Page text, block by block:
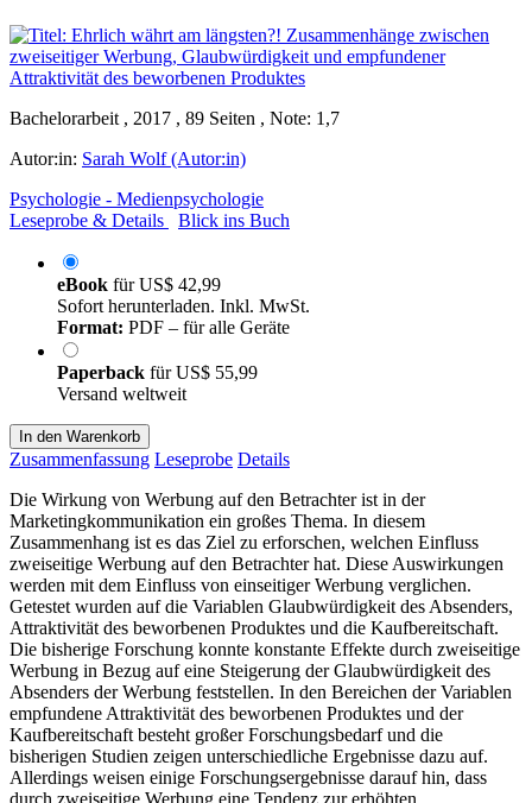
Bachelorarbeit , 2017 , 89 Seiten , Note: 1,7
Autor:in: Sarah Wolf (Autor:in)
Psychologie - Medienpsychologie
Leseprobe & Details
Blick ins Buch
eBook fürUS$ 42,99
Sofort herunterladen. Inkl. MwSt.
Format: PDF – für alle Geräte
Paperback fürUS$ 55,99
Versand weltweit
In den Warenkorb
Zusammenfassung Leseprobe Details
Die Wirkung von Werbung auf den Betrachter ist in der
Marketingkommunikation ein großes Thema. In diesem
Zusammenhang ist es das Ziel zu erforschen, welchen Einfluss
zweiseitige Werbung auf den Betrachter hat. Diese Auswirkungen
werden mit dem Einfluss von einseitiger Werbung verglichen.
Getestet wurden auf die Variablen Glaubwürdigkeit des Absenders,
Attraktivität des beworbenen Produktes und die Kaufbereitschaft.
Die bisherige Forschung konnte konstante Effekte durch zweiseitige
Werbung in Bezug auf eine Steigerung der Glaubwürdigkeit des
Absenders der Werbung feststellen. In den Bereichen der Variablen
empfundene Attraktivität des beworbenen Produktes und der
Kaufbereitschaft besteht großer Forschungsbedarf und die
bisherigen Studien zeigen unterschiedliche Ergebnisse dazu auf.
Allerdings weisen einige Forschungsergebnisse darauf hin, dass
durch zweiseitige Werbung eine Tendenz zur erhöhten